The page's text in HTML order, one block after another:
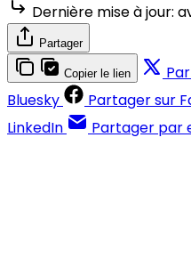
Dernière mise à jour:
Partager
Copier le lien
Bluesky
Partager sur
LinkedIn
Partager par